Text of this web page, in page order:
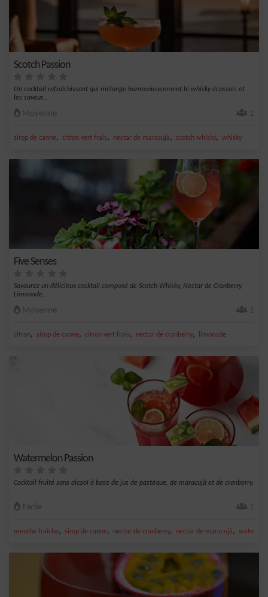
Scotch Passion
Un cocktail rafraîchissant qui mélange harmonieusement le whisky écossais et
les saveur...
Moyenne 1
sirop de canne, citron vert frais, nectar de maracujà, scotch whisky, whisky
Five Senses
Savourez un délicieux cocktail composé de Scotch Whisky, Nectar de Cranberry,
Limonade,...
Moyenne 1
citron, sirop de canne, citron vert frais, nectar de cranberry, limonade
Watermelon Passion
Cocktail fruité sans alcool à base de jus de pastèque, de maracujà et de cranberry.
Facile 1
menthe fraîche, sirop de canne, nectar de cranberry, nectar de maracujà,